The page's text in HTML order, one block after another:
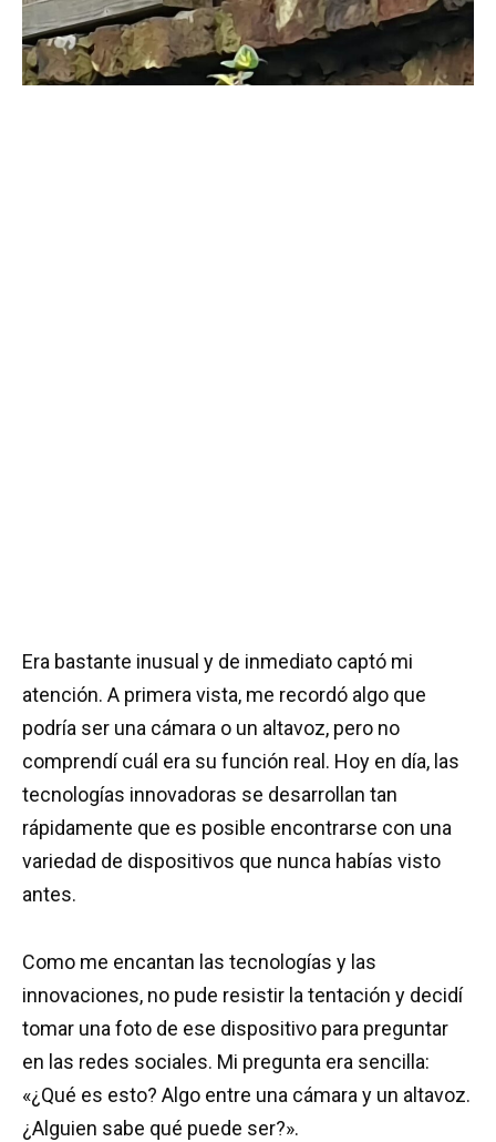
Era bastante inusual y de inmediato captó mi
atención. A primera vista, me recordó algo que
podría ser una cámara o un altavoz, pero no
comprendí cuál era su función real. Hoy en día, las
tecnologías innovadoras se desarrollan tan
rápidamente que es posible encontrarse con una
variedad de dispositivos que nunca habías visto
antes.
Como me encantan las tecnologías y las
innovaciones, no pude resistir la tentación y decidí
tomar una foto de ese dispositivo para preguntar
en las redes sociales. Mi pregunta era sencilla:
«¿Qué es esto? Algo entre una cámara y un altavoz.
¿Alguien sabe qué puede ser?».